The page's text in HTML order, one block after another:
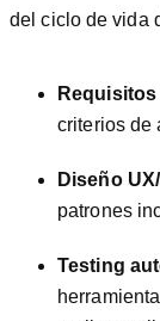
del ciclo de vida
criterios de
Diseño UX/
patrones
Testing